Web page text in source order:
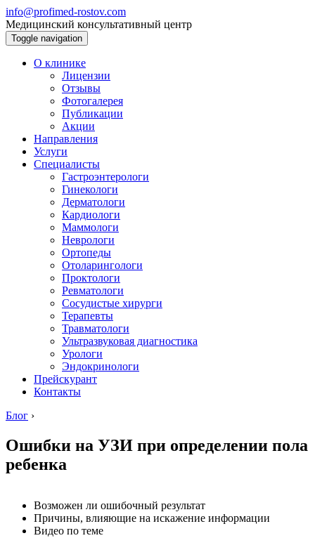
info@profimed-rostov.com
Медицинский консультативный центр
Toggle navigation
О клинике
Лицензии
Отзывы
Фотогалерея
Публикации
Акции
Направления
Услуги
Специалисты
Гастроэнтерологи
Гинекологи
Дерматологи
Кардиологи
Маммологи
Неврологи
Ортопеды
Отоларингологи
Проктологи
Ревматологи
Сосудистые хирурги
Терапевты
Травматологи
Ультразвуковая диагностика
Урологи
Эндокринологи
Прейскурант
Контакты
Блог ›
Ошибки на УЗИ при определении пола
ребенка
Возможен ли ошибочный результат
Причины, влияющие на искажение информации
Видео по теме